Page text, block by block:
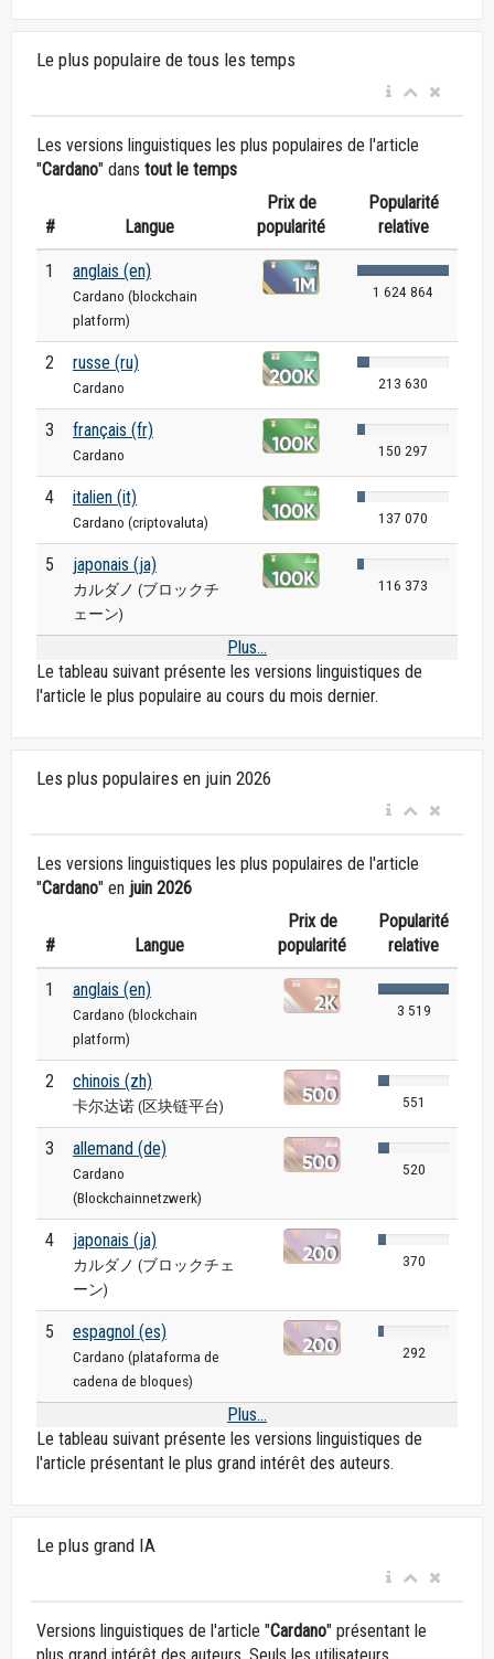
Le plus populaire de tous les temps
Les versions linguistiques les plus populaires de l'article
"Cardano" dans tout le temps
# Langue
Prix de
popularité
Popularité
relative
1 anglais (en)
Cardano (blockchain
platform)
1 624 864
2 russe (ru)
Cardano 213 630
3 français (fr)
Cardano 150 297
4 italien (it)
Cardano (criptovaluta) 137 070
5 japonais (ja)
カルダノ (ブロックチ
ェーン)
116 373
Plus...
Le tableau suivant présente les versions linguistiques de
l'article le plus populaire au cours du mois dernier.
Les plus populaires en juin 2026
Les versions linguistiques les plus populaires de l'article
"Cardano" en juin 2026
# Langue
Prix de
popularité
Popularité
relative
1 anglais (en)
Cardano (blockchain
platform)
3 519
2 chinois (zh)
卡尔达诺 (区块链平台) 551
3 allemand (de)
Cardano
(Blockchainnetzwerk)
520
4 japonais (ja)
カルダノ (ブロックチェ
ーン)
370
5 espagnol (es)
Cardano (plataforma de
cadena de bloques)
292
Plus...
Le tableau suivant présente les versions linguistiques de
l'article présentant le plus grand intérêt des auteurs.
Le plus grand IA
Versions linguistiques de l'article "Cardano" présentant le